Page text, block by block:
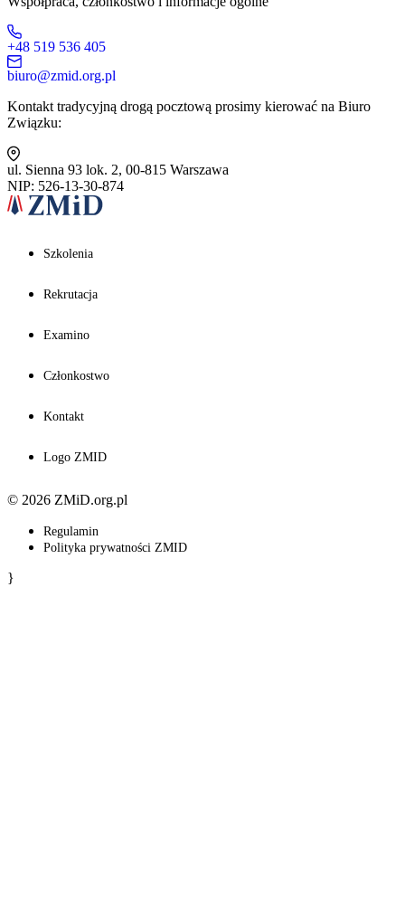
+48 519 536 405
biuro@zmid.org.pl
Kontakt tradycyjną drogą pocztową prosimy kierować na Biuro
Związku:
ul. Sienna 93 lok. 2, 00-815 Warszawa
NIP: 526-13-30-874
Szkolenia
Rekrutacja
Examino
Członkostwo
Kontakt
Logo ZMID
© 2026 ZMiD.org.pl
Regulamin
Polityka prywatności ZMID
}